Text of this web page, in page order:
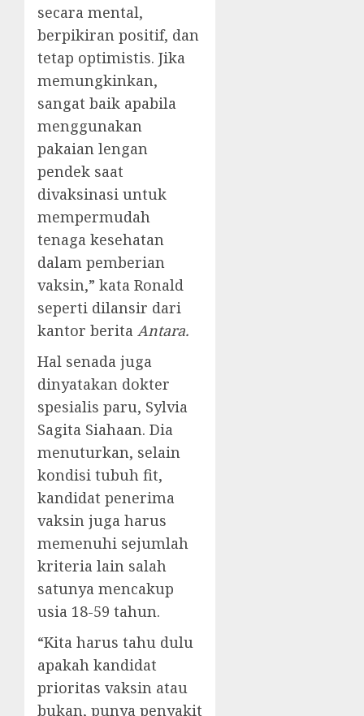
secara mental,
berpikiran positif, dan
tetap optimistis. Jika
memungkinkan,
sangat baik apabila
menggunakan
pakaian lengan
pendek saat
divaksinasi untuk
mempermudah
tenaga kesehatan
dalam pemberian
vaksin,” kata Ronald
seperti dilansir dari
kantor berita Antara.
Hal senada juga
dinyatakan dokter
spesialis paru, Sylvia
Sagita Siahaan. Dia
menuturkan, selain
kondisi tubuh fit,
kandidat penerima
vaksin juga harus
memenuhi sejumlah
kriteria lain salah
satunya mencakup
usia 18-59 tahun.
“Kita harus tahu dulu
apakah kandidat
prioritas vaksin atau
bukan, punya penyakit